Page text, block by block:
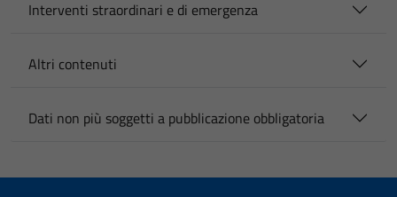
Interventi straordinari e di emergenza
Altri contenuti
Dati non più soggetti a pubblicazione obbligatoria